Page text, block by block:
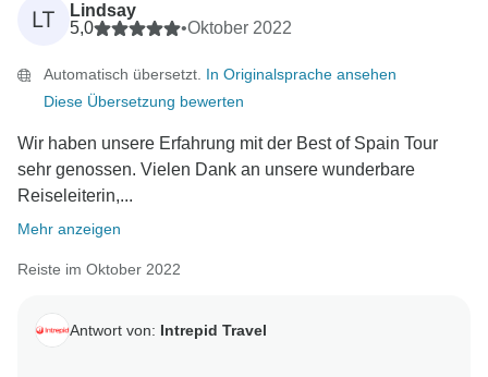
Bitte wenden Sie sich per E-Mail an unser
customercare@intrepidtravel.com, wenn Sie möchten,
dass wir weitere Schritte unternehmen.
LT
Lindsay
5,0
•Oktober 2022
Automatisch übersetzt. In Originalsprache ansehen
Diese Übersetzung bewerten
Wir haben unsere Erfahrung mit der Best of Spain Tour
sehr genossen. Vielen Dank an unsere wunderbare
Reiseleiterin,...
Mehr anzeigen
Reiste im Oktober 2022
Antwort von: Intrepid Travel